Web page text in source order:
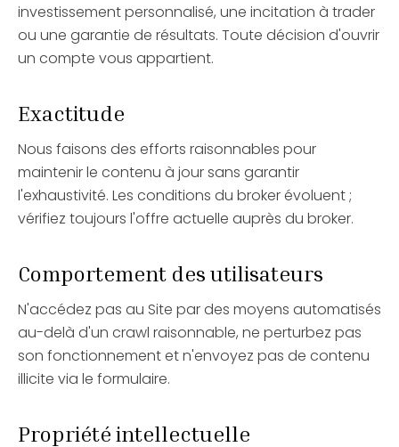
investissement personnalisé, une incitation à trader
ou une garantie de résultats. Toute décision d'ouvrir
un compte vous appartient.
Exactitude
Nous faisons des efforts raisonnables pour
maintenir le contenu à jour sans garantir
l'exhaustivité. Les conditions du broker évoluent ;
vérifiez toujours l'offre actuelle auprès du broker.
Comportement des utilisateurs
N'accédez pas au Site par des moyens automatisés
au-delà d'un crawl raisonnable, ne perturbez pas
son fonctionnement et n'envoyez pas de contenu
illicite via le formulaire.
Propriété intellectuelle